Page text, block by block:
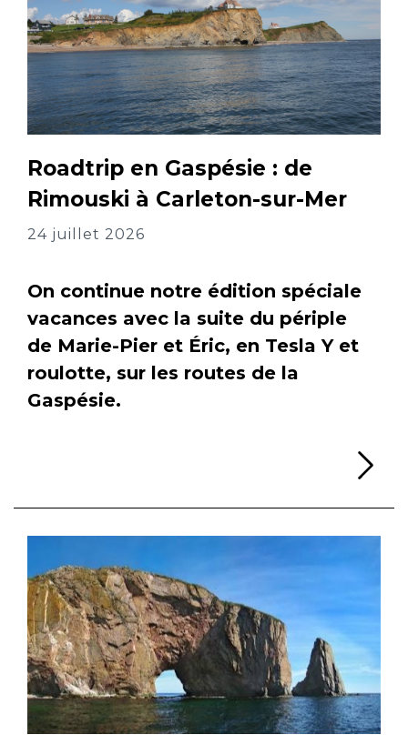
Roadtrip en Gaspésie : de
Rimouski à Carleton-sur-Mer
24 juillet 2026
On continue notre édition spéciale
vacances avec la suite du périple
de Marie-Pier et Éric, en Tesla Y et
roulotte, sur les routes de la
Gaspésie.